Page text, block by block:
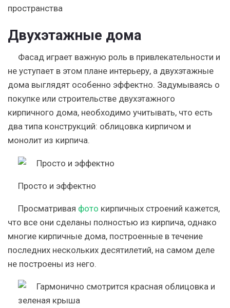
пространства
Двухэтажные дома
Фасад играет важную роль в привлекательности и
не уступает в этом плане интерьеру, а двухэтажные
дома выглядят особенно эффектно. Задумываясь о
покупке или строительстве двухэтажного
кирпичного дома, необходимо учитывать, что есть
два типа конструкций: облицовка кирпичом и
монолит из кирпича.
Просто и эффектно
Просматривая фото кирпичных строений кажется,
что все они сделаны полностью из кирпича, однако
многие кирпичные дома, построенные в течение
последних нескольких десятилетий, на самом деле
не построены из него.